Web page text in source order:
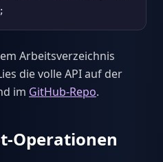
Arbeitsverzeichnis
die volle API auf der
im GitHub-Repo.
Operationen